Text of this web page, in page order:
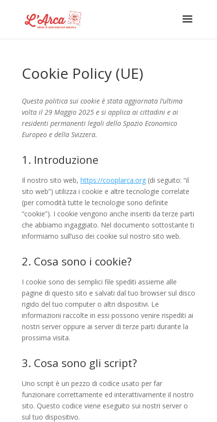
Cookie Policy (UE)
Questa politica sui cookie è stata aggiornata l’ultima
volta il 29 Maggio 2025 e si applica ai cittadini e ai
residenti permanenti legali dello Spazio Economico
Europeo e della Svizzera.
1. Introduzione
Il nostro sito web, https://cooplarca.org(di seguito: “il
sito web”) utilizza i cookie e altre tecnologie correlate
(per comodità tutte le tecnologie sono definite
“cookie”). I cookie vengono anche inseriti da terze parti
che abbiamo ingaggiato. Nel documento sottostante ti
informiamo sull’uso dei cookie sul nostro sito web.
2. Cosa sono i cookie?
I cookie sono dei semplici file spediti assieme alle
pagine di questo sito e salvati dal tuo browser sul disco
rigido del tuo computer o altri dispositivi. Le
informazioni raccolte in essi possono venire rispediti ai
nostri server oppure ai server di terze parti durante la
prossima visita.
3. Cosa sono gli script?
Uno script è un pezzo di codice usato per far
funzionare correttamente ed interattivamente il nostro
sito. Questo codice viene eseguito sui nostri server o
sul tuo dispositivo.